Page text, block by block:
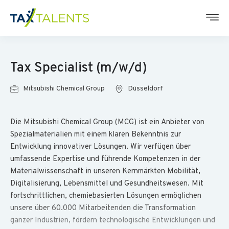
Tax Specialist (m/w/d)
Mitsubishi Chemical Group Düsseldorf
Die Mitsubishi Chemical Group (MCG) ist ein Anbieter von
Spezialmaterialien mit einem klaren Bekenntnis zur
Entwicklung innovativer Lösungen. Wir verfügen über
umfassende Expertise und führende Kompetenzen in der
Materialwissenschaft in unseren Kernmärkten Mobilität,
Digitalisierung, Lebensmittel und Gesundheitswesen. Mit
fortschrittlichen, chemiebasierten Lösungen ermöglichen
unsere über 60.000 Mitarbeitenden die Transformation
ganzer Industrien, fördern technologische Entwicklungen und